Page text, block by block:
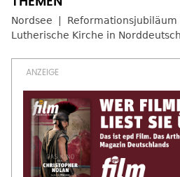
Nordsee Reformationsjubiläum
Lutherische Kirche in